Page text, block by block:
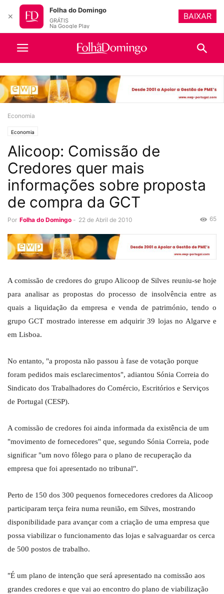
Economia
Economia
Alicoop: Comissão de
Credores quer mais
informações sobre proposta
de compra da GCT
Por Folha do Domingo - 22 de Abril de 2010 65
A comissão de credores do grupo Alicoop de Silves reuniu-se hoje
para analisar as propostas do processo de insolvência entre as
quais a liquidação da empresa e venda de património, tendo o
grupo GCT mostrado interesse em adquirir 39 lojas no Algarve e
em Lisboa.
No entanto, "a proposta não passou à fase de votação porque
foram pedidos mais esclarecimentos", adiantou Sónia Correia do
Sindicato dos Trabalhadores do Comércio, Escritórios e Serviços
de Portugal (CESP).
A comissão de credores foi ainda informada da existência de um
"movimento de fornecedores" que, segundo Sónia Correia, pode
significar "um novo fôlego para o plano de recuperação da
empresa que foi apresentado no tribunal".
Perto de 150 dos 300 pequenos fornecedores credores da Alicoop
participaram terça feira numa reunião, em Silves, mostrando
disponibilidade para avançar com a criação de uma empresa que
possa viabilizar o funcionamento das lojas e salvaguardar os cerca
de 500 postos de trabalho.
"É um plano de intenção que será apresentado na comissão aos
grandes credores e que vai ao encontro do plano de viabilização
✕
Folha do Domingo
GRÁTIS
Na Google Play
BAIXAR